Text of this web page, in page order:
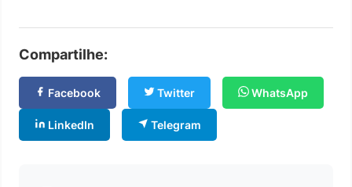
Compartilhe:
Facebook Twitter WhatsApp
LinkedIn Telegram